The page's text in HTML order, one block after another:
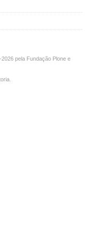
2026 pela Fundação Plone e